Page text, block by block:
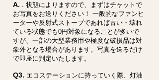
A. . 状態によりますので、まずはチャットで
お写真をお送りください！ 一般的なファンヒ
ーターや反射式ストーブであれば古い・壊れ
ている状態でも0円対象になることが多いで
すが、一部の大型業務用や極度な破損品は対
象外となる場合があります。写真を送るだけ
で即座に判定いたします。
Q3. エコステーションに持っていく際、灯油